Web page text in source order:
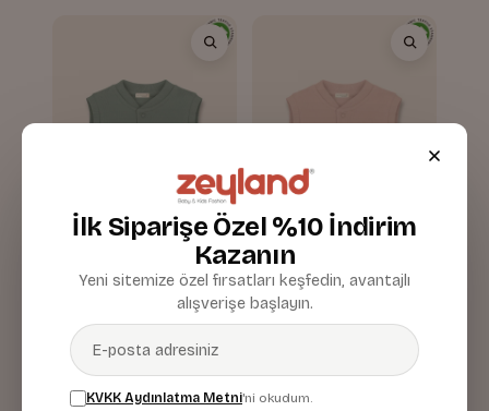
Organik Yelek
439,87 TL
Kiz Erkek Bebek
Organik Yelek
İlk Siparişe Özel %10 İndirim
Kazanın
Yeni sitemize özel fırsatları keşfedin, avantajlı
alışverişe başlayın.
KVKK Aydınlatma Metni'ni okudum.